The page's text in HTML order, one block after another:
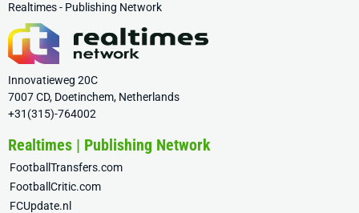
Realtimes - Publishing Network
Innovatieweg 20C
7007 CD, Doetinchem, Netherlands
+31(315)-764002
Realtimes | Publishing Network
FootballTransfers.com
FootballCritic.com
FCUpdate.nl